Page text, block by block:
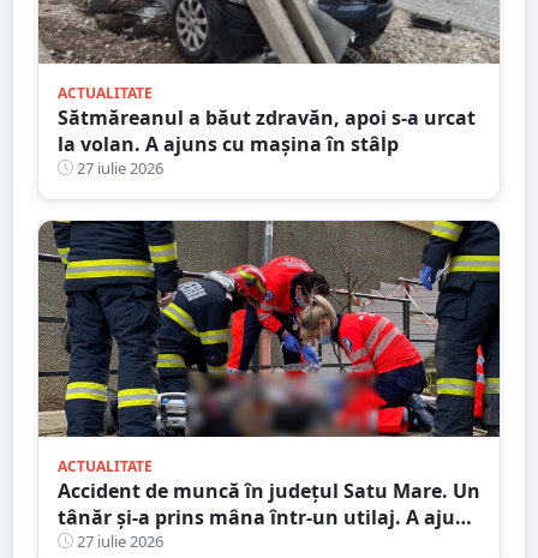
ACTUALITATE
Sătmăreanul a băut zdravăn, apoi s-a urcat
la volan. A ajuns cu mașina în stâlp
27 iulie 2026
ACTUALITATE
Accident de muncă în județul Satu Mare. Un
tânăr și-a prins mâna într-un utilaj. A ajuns
la spital
27 iulie 2026